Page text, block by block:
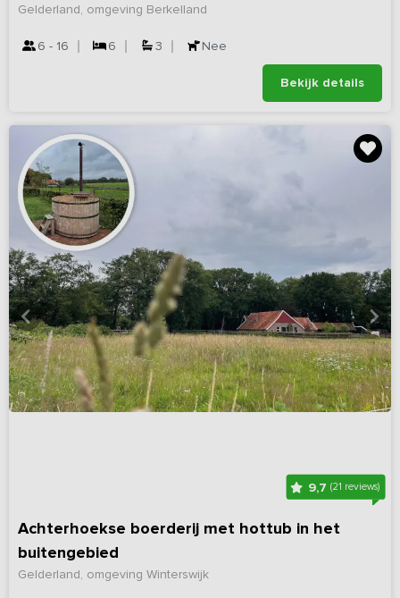
Gelderland, omgeving Berkelland
6 - 16 6 3 Nee
Bekijk details
9,7(21 reviews)
Achterhoekse boerderij met hottub in het
buitengebied
Gelderland, omgeving Winterswijk